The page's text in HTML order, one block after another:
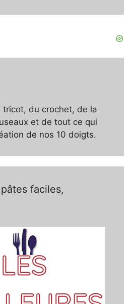
tricot, du crochet, de la
et de tout ce qui
de nos 10 doigts.
faciles,